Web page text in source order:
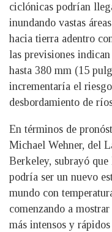
ciclónicas podrían
inundando vastas
hacia tierra adentro
las previsiones
hasta 380 mm (15
incrementaría el
desbordamiento de
En términos de
Michael Wehner, del
Berkeley, subrayó
podría ser un nuevo
mundo con
comenzando a
más intensos y